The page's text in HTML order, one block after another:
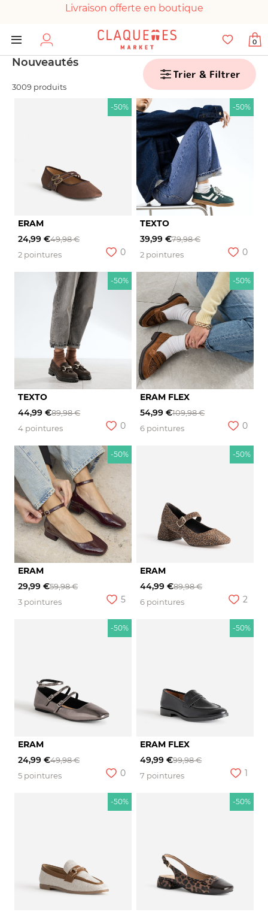
Livraison offerte en boutique
Paiement 100% sécurisé
Chaussures garanties en parfait état
0
Nouveautés
3009 produits
Trier & Filtrer
-50%
ERAM
24,99 €49,98 €
2 pointures
0
-50%
TEXTO
39,99 €79,98 €
2 pointures
0
-50%
TEXTO
44,99 €89,98 €
4 pointures
0
-50%
ERAM FLEX
54,99 €109,98 €
6 pointures
0
-50%
ERAM
29,99 €59,98 €
3 pointures
5
-50%
ERAM
44,99 €89,98 €
6 pointures
2
-50%
ERAM
24,99 €49,98 €
5 pointures
0
-50%
ERAM FLEX
49,99 €99,98 €
7 pointures
1
-50% -50%